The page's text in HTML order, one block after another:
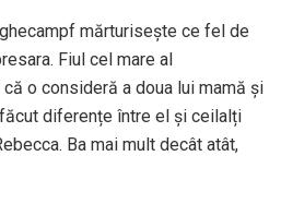
mărturisește ce fel de
Fiul cel mare al
o consideră a doua lui mamă și
diferențe între el și ceilalți
Ba mai mult decât atât,